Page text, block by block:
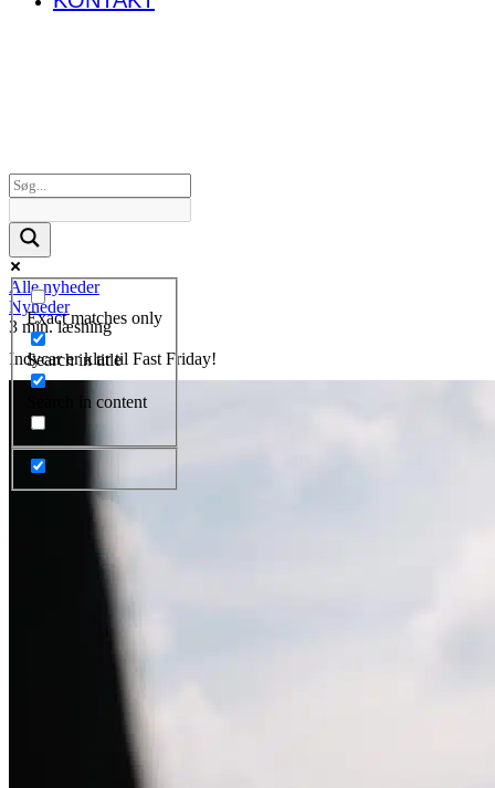
Exact matches only
Search in title
Search in content
Alle nyheder
Nyheder
3 min. læsning
Indycar er klar til Fast Friday!